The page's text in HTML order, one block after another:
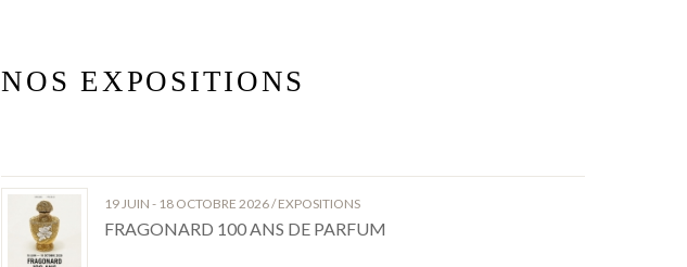
NOS EXPOSITIONS
19 JUIN - 18 OCTOBRE 2026 / EXPOSITIONS
FRAGONARD 100 ANS DE PARFUM